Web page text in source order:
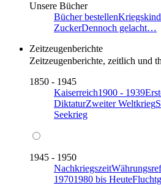
Unsere Bücher
Bücher bestellen
ZuckerDennoch gelacht…
Zeitzeugenberichte
Zeitzeugenberichte, zeitlich und
1850 - 1945
Kaiserreich1900 - 1939
DiktaturZweiter Weltkrieg
Seekrieg
1945 - 1950
Nachkriegszeit
19701980 bis Heute